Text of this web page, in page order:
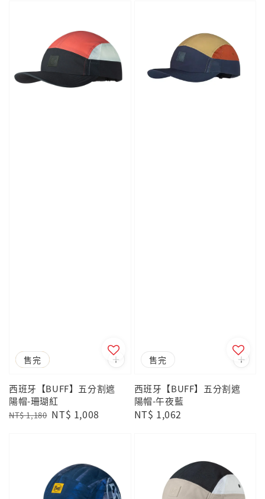
優惠
售完
西班牙【BUFF】五分割遮
陽帽-珊瑚紅
Regular
NT$ 1,180 Sale
NT$ 1,008
售完
西班牙【BUFF】五分割遮
陽帽-午夜藍
Regular
NT$ 1,062